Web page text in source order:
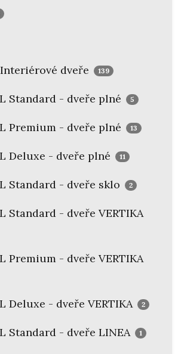
dveře 139
Standard - dveře plné 5
Premium - dveře plné 13
Deluxe - dveře plné 11
Standard - dveře sklo 2
Standard - dveře VERTIKA
Premium - dveře VERTIKA
Deluxe - dveře VERTIKA 2
Standard - dveře LINEA 1